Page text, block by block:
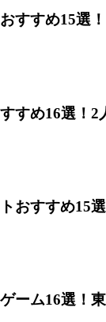
すすめ15選
すめ16選
おすすめ15
ーム16選